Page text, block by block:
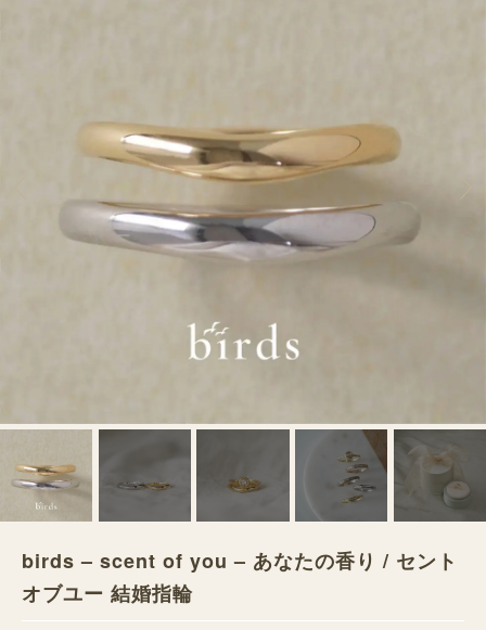
birds – scent of you – あなたの香り / セント
オブユー 結婚指輪